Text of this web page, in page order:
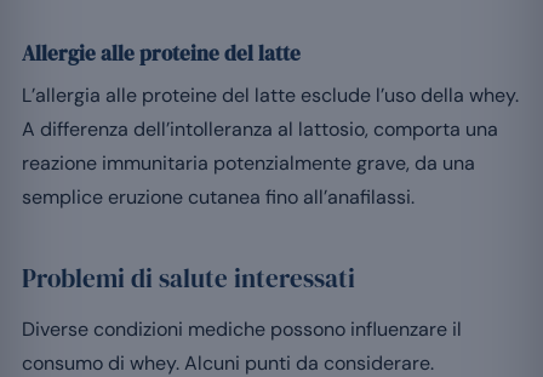
Allergie alle proteine del latte
L’allergia alle proteine del latte esclude l’uso della whey.
A differenza dell’intolleranza al lattosio, comporta una
reazione immunitaria potenzialmente grave, da una
semplice eruzione cutanea fino all’anafilassi.
Problemi di salute interessati
Diverse condizioni mediche possono influenzare il
consumo di whey. Alcuni punti da considerare.